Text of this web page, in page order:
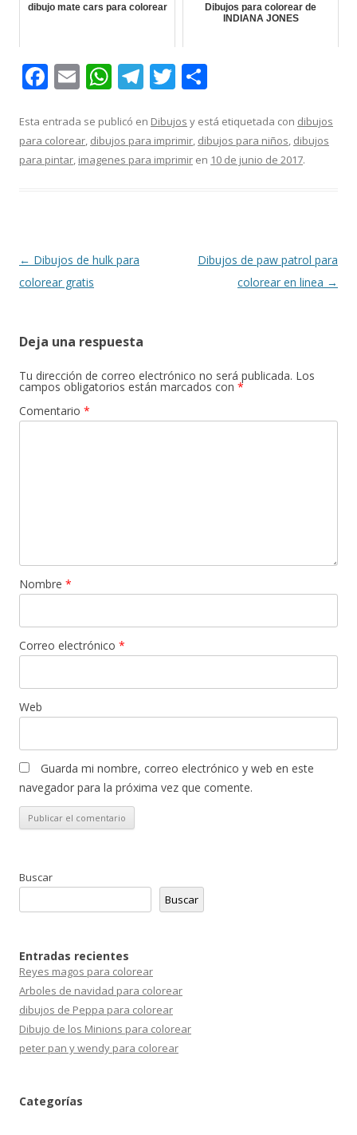
dibujo mate cars para colorear
Dibujos para colorear de
INDIANA JONES
F
ac
e
b
E
m
ai
l
W
h
at
s
T
el
e
gr
T
w
itt
er
m
p
Esta entrada se publicó en Dibujos y está etiquetada con dibujos
para colorear dibujos para imprimir dibujos para niños dibujos
para pintar imagenes para imprimir en 10 de junio de 2017.
Navegación
de
← Dibujos de hulk para
colorear gratis
Dibujos de paw patrol para
colorear en linea →
Deja una respuesta
Tu dirección de correo electrónico no será publicada. Los
campos obligatorios están marcados con *
Comentario *
Nombre *
Correo electrónico *
Web
Guarda mi nombre, correo electrónico y web en este
navegador para la próxima vez que comente.
Buscar
Buscar
Entradas recientes
Reyes magos para colorear
Arboles de navidad para colorear
dibujos de Peppa para colorear
Dibujo de los Minions para colorear
peter pan y wendy para colorear
Categorías